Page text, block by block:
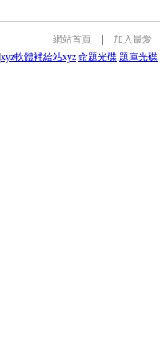
網站首頁
加入最愛
xyz軟體補給站xyz 命題光碟 題庫光碟